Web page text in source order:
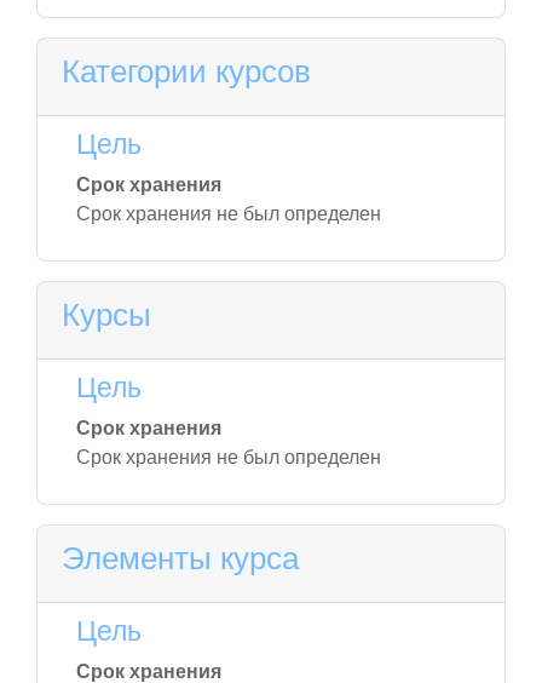
Категории курсов
Цель
Срок хранения
Срок хранения не был определен
Курсы
Цель
Срок хранения
Срок хранения не был определен
Элементы курса
Цель
Срок хранения